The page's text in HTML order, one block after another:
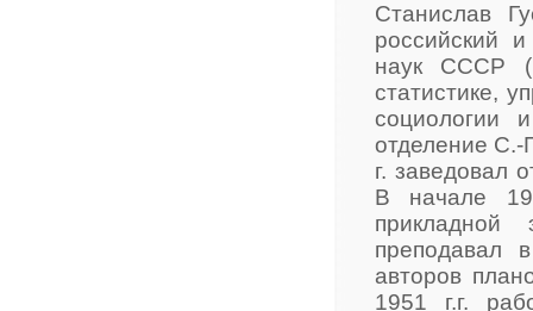
Станислав
российский
наук СССР
статистике,
социологии
отделение С.-
г. заведовал
В начале
преподавал
авторов
1951 г.г.